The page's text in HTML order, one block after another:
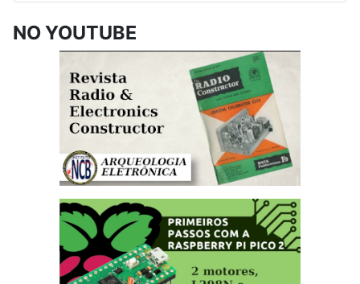
NO YOUTUBE